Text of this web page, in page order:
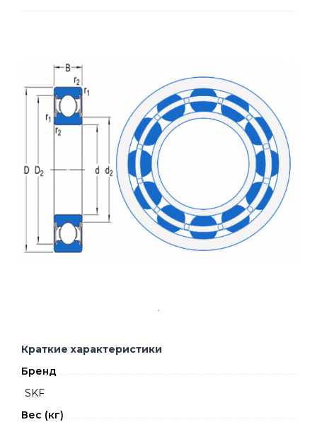
Краткие характеристики
Бренд
SKF
Вес (кг)